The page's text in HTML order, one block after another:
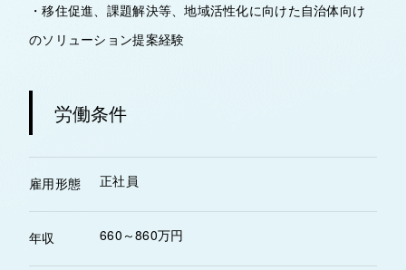
・移住促進、課題解決等、地域活性化に向けた自治体向け
のソリューション提案経験
労働条件
雇用形態 正社員
年収 660～860万円